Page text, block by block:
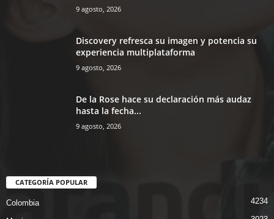
9 agosto, 2026
Discovery refresca su imagen y potencia su
experiencia multiplataforma
9 agosto, 2026
De la Rose hace su declaración más audaz
hasta la fecha...
9 agosto, 2026
CATEGORÍA POPULAR
Colombia 4234